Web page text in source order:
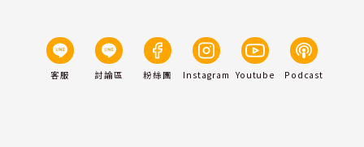
客服 討論區 粉絲團 Instagram Youtube Podcast